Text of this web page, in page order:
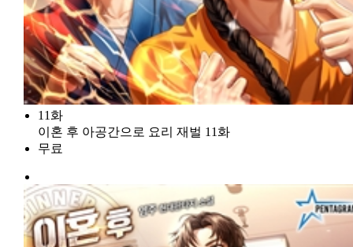
11화
이혼 후 아공간으로 요리 재벌 11화
무료